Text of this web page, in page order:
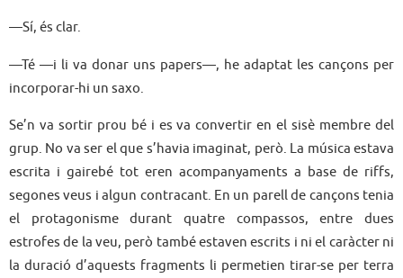
—Sí, és clar.
—Té —i li va donar uns papers—, he adaptat les cançons per
incorporar-hi un saxo.
Se’n va sortir prou bé i es va convertir en el sisè membre del
grup. No va ser el que s’havia imaginat, però. La música estava
escrita i gairebé tot eren acompanyaments a base de riffs,
segones veus i algun contracant. En un parell de cançons tenia
el protagonisme durant quatre compassos, entre dues
estrofes de la veu, però també estaven escrits i ni el caràcter ni
la duració d’aquests fragments li permetien tirar-se per terra